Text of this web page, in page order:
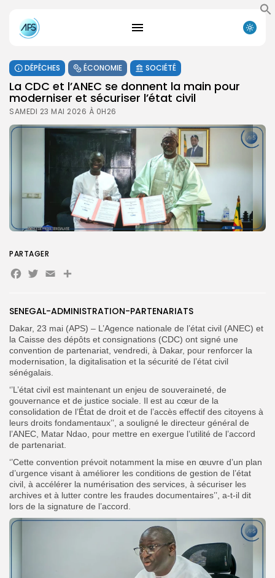
Search
for:
Search
Button
FR
DÉPÊCHES ÉCONOMIE SOCIÉTÉ
La CDC et l’ANEC se donnent la main pour
moderniser et sécuriser l’état civil
SAMEDI 23 MAI 2026 À 0H26
SENEGAL-ADMINISTRATION-PARTENARIATS
Dakar, 23 mai (APS) – L’Agence nationale de l’état civil (ANEC) et
la Caisse des dépôts et consignations (CDC) ont signé une
convention de partenariat, vendredi, à Dakar, pour renforcer la
modernisation, la digitalisation et la sécurité de l’état civil
sénégalais.
‘’L’état civil est maintenant un enjeu de souveraineté, de
gouvernance et de justice sociale. Il est au cœur de la
consolidation de l’État de droit et de l’accès effectif des citoyens à
leurs droits fondamentaux’’, a souligné le directeur général de
l’ANEC, Matar Ndao, pour mettre en exergue l’utilité de l’accord
de partenariat.
‘’Cette convention prévoit notamment la mise en œuvre d’un plan
d’urgence visant à améliorer les conditions de gestion de l’état
civil, à accélérer la numérisation des services, à sécuriser les
archives et à lutter contre les fraudes documentaires’’, a-t-il dit
lors de la signature de l’accord.
PARTAGER
Facebook
Twitter
EmailPartager